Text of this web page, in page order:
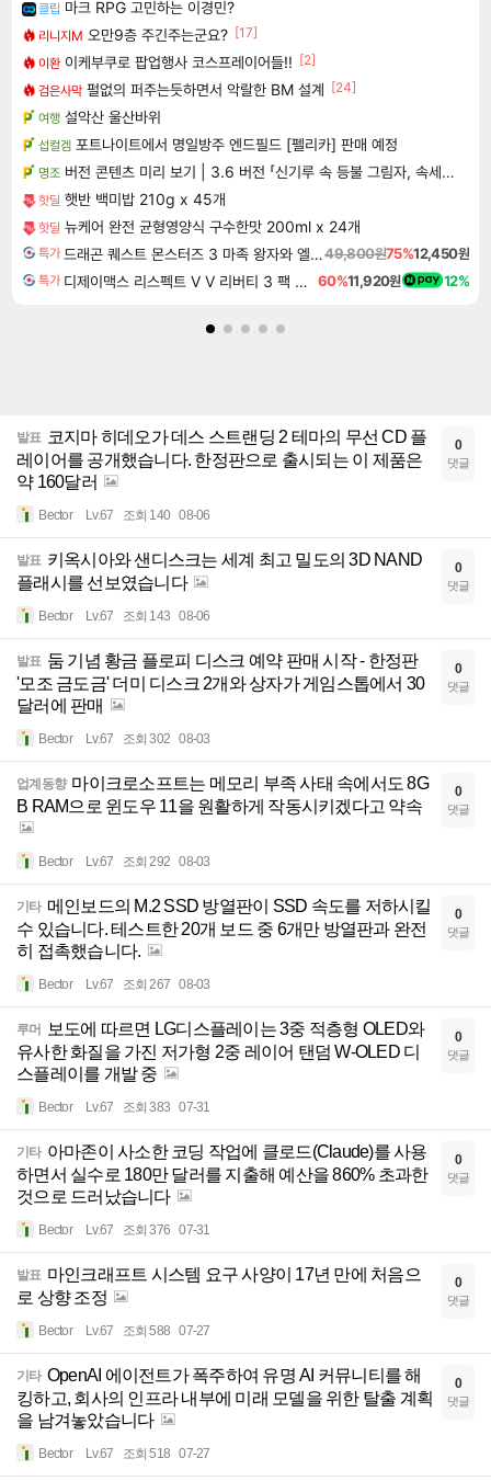
클립 마크 RPG 고민하는 이경민?
리니지M 오만9층 주긴주는군요? [17]
이환 이케부쿠로 팝업행사 코스프레이어들!! [2]
검은사막 펄없의 퍼주는듯하면서 악랄한 BM 설계 [24]
여행 설악산 울산바위
섭컬겜 포트나이트에서 명일방주 엔드필드 [펠리카] 판매 예정
명조 버전 콘텐츠 미리 보기 | 3.6 버전 「신기루 속 등불 그림자, 속세에 깃든 검의 결심」이 8월 20일에 업데이트됩니다!
핫딜 햇반 백미밥 210g x 45개
핫딜 뉴케어 완전 균형영양식 구수한맛 200ml x 24개
특가 드래곤 퀘스트 몬스터즈 3 마족 왕자와 엘프의 여행 Dragon Quest Monsters The Dark Prince49,800원75%12,450원
특가 디제이맥스 리스펙트 V V 리버티 3 팩 DJMAX RESPECT V V Liberty 3 Pack DLC 60%11,920원 12%
발표 코지마 히데오가 데스 스트랜딩 2 테마의 무선 CD 플
레이어를 공개했습니다. 한정판으로 출시되는 이 제품은
약 160달러
Bector Lv.67 조회 140 08-06
0
댓글
발표 키옥시아와 샌디스크는 세계 최고 밀도의 3D NAND
플래시를 선보였습니다
Bector Lv.67 조회 143 08-06
0
댓글
발표 둠 기념 황금 플로피 디스크 예약 판매 시작 - 한정판
'모조 금도금' 더미 디스크 2개와 상자가 게임스톱에서 30
달러에 판매
Bector Lv.67 조회 302 08-03
0
댓글
업계동향 마이크로소프트는 메모리 부족 사태 속에서도 8G
B RAM으로 윈도우 11을 원활하게 작동시키겠다고 약속
Bector Lv.67 조회 292 08-03
0
댓글
기타 메인보드의 M.2 SSD 방열판이 SSD 속도를 저하시킬
수 있습니다. 테스트한 20개 보드 중 6개만 방열판과 완전
히 접촉했습니다.
Bector Lv.67 조회 267 08-03
0
댓글
루머
보도에 따르면 LG디스플레이는 3중 적층형 OLED와
유사한 화질을 가진 저가형 2중 레이어 탠덤 W-OLED 디
스플레이를 개발 중
Bector Lv.67 조회 383 07-31
0
댓글
기타 아마존이 사소한 코딩 작업에 클로드(Claude)를 사용
하면서 실수로 180만 달러를 지출해 예산을 860% 초과한
것으로 드러났습니다
Bector Lv.67 조회 376 07-31
0
댓글
발표 마인크래프트 시스템 요구 사양이 17년 만에 처음으
로 상향 조정
Bector Lv.67 조회 588 07-27
0
댓글
기타 OpenAI 에이전트가 폭주하여 유명 AI 커뮤니티를 해
킹하고, 회사의 인프라 내부에 미래 모델을 위한 탈출 계획
을 남겨놓았습니다
Bector Lv.67 조회 518 07-27
0
댓글